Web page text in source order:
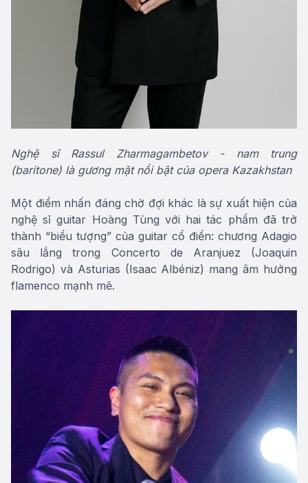
Nghệ sĩ Rassul Zharmagambetov - nam trung
(baritone) là gương mặt nổi bật của opera Kazakhstan
Một điểm nhấn đáng chờ đợi khác là sự xuất hiện của
nghệ sĩ guitar Hoàng Tùng với hai tác phẩm đã trở
thành “biểu tượng” của guitar cổ điển: chương Adagio
sâu lắng trong Concerto de Aranjuez (Joaquin
Rodrigo) và Asturias (Isaac Albéniz) mang âm hưởng
flamenco mạnh mẽ.